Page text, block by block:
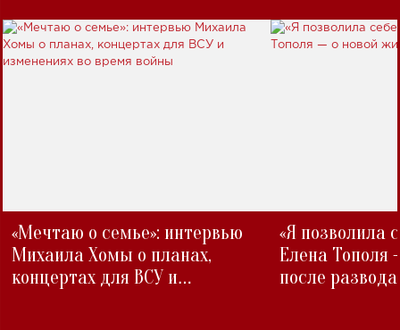
«Мечтаю о семье»: интервью
Михаила Хомы о планах,
концертах для ВСУ и
«Я позволила
Елена Тополя
после развода